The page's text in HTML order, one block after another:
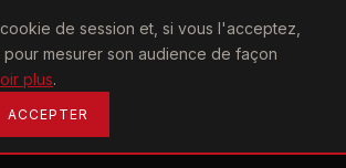
de session et, si vous l'acceptez,
pour mesurer son audience de façon
plus.
ACCEPTER